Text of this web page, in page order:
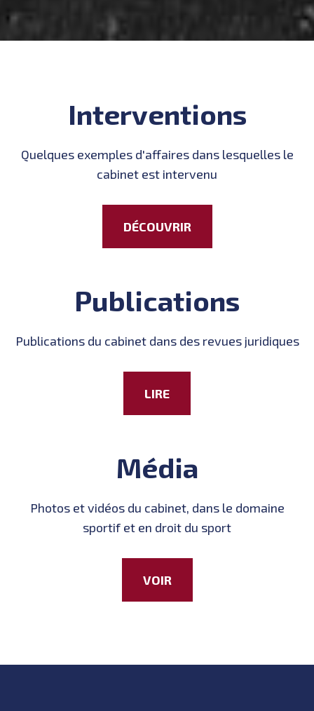
Interventions
Quelques exemples d'affaires dans lesquelles le
cabinet est intervenu
DÉCOUVRIR
Publications
Publications du cabinet dans des revues juridiques
LIRE
Média
Photos et vidéos du cabinet, dans le domaine
sportif et en droit du sport
VOIR